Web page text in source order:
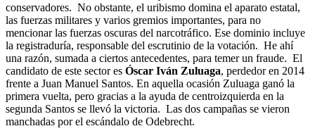
conservadores. No obstante, el uribismo domina el aparato estatal,
las fuerzas militares y varios gremios importantes, para no
mencionar las fuerzas oscuras del narcotráfico. Ese dominio incluye
la registraduría, responsable del escrutinio de la votación. He ahí
una razón, sumada a ciertos antecedentes, para temer un fraude. El
candidato de este sector es Óscar Iván Zuluaga, perdedor en 2014
frente a Juan Manuel Santos. En aquella ocasión Zuluaga ganó la
primera vuelta, pero gracias a la ayuda de centroizquierda en la
segunda Santos se llevó la victoria. Las dos campañas se vieron
manchadas por el escándalo de Odebrecht.